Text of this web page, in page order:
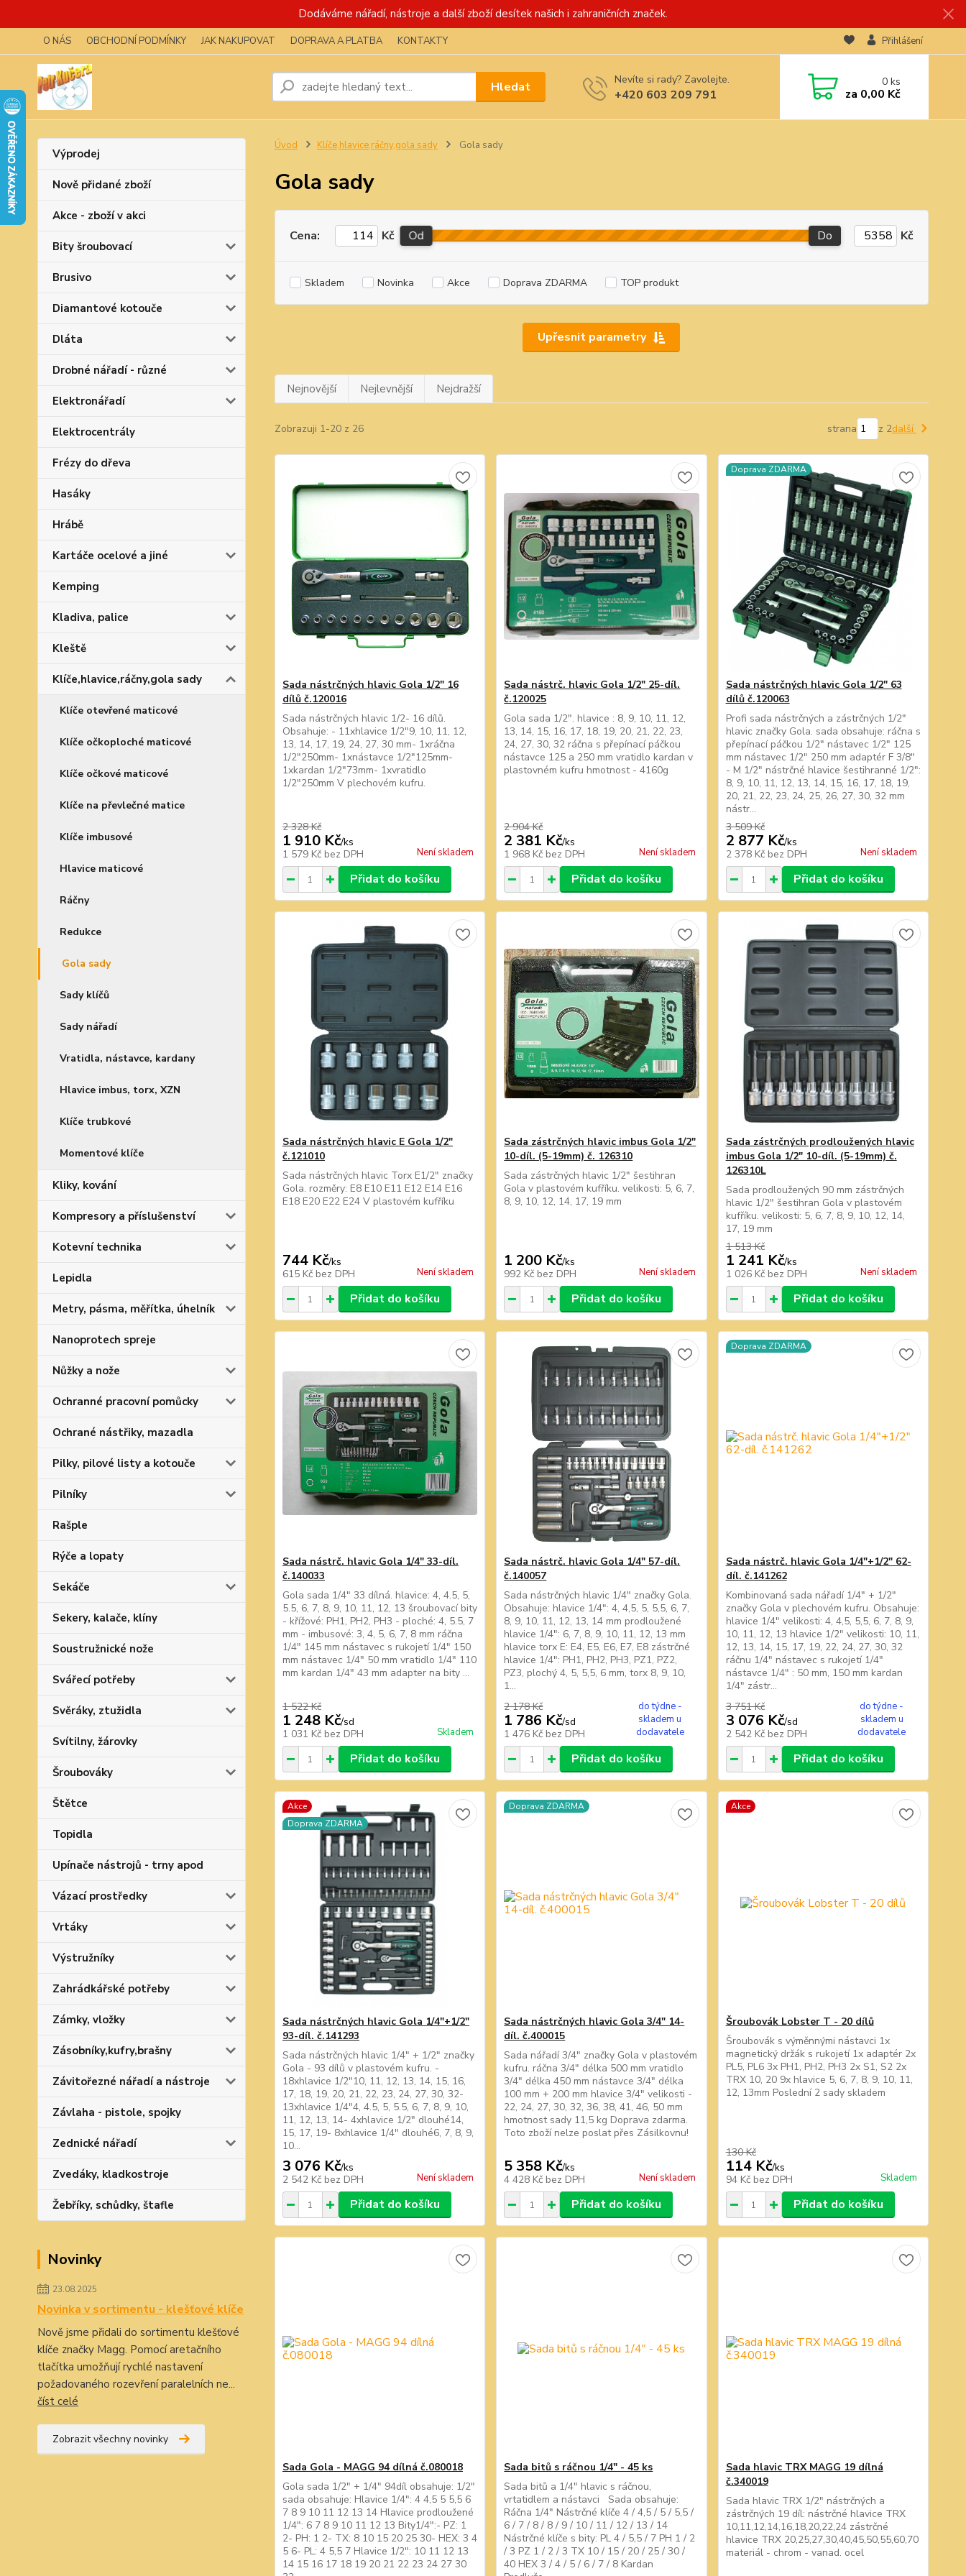
Dodáváme nářadí, nástroje a další zboží desítek našich i zahraničních značek.
O NÁS OBCHODNÍ PODMÍNKY JAK NAKUPOVAT DOPRAVA A PLATBA KONTAKTY Přihlášení
Hledat Nevíte si rady? Zavolejte.
+420 603 209 791
0ks
za 0,00 Kč
Výprodej
Nově přidané zboží
Akce - zboží v akci
Bity šroubovací
Brusivo
Diamantové kotouče
Dláta
Drobné nářadí - různé
Elektronářadí
Elektrocentrály
Frézy do dřeva
Hasáky
Hrábě
Kartáče ocelové a jiné
Kemping
Kladiva, palice
Kleště
Klíče,hlavice,ráčny,gola sady
Klíče otevřené maticové
Klíče očkoploché maticové
Klíče očkové maticové
Klíče na převlečné matice
Klíče imbusové
Hlavice maticové
Ráčny
Redukce
Gola sady
Sady klíčů
Sady nářadí
Vratidla, nástavce, kardany
Hlavice imbus, torx, XZN
Klíče trubkové
Momentové klíče
Kliky, kování
Kompresory a příslušenství
Kotevní technika
Lepidla
Metry, pásma, měřítka, úhelník
Nanoprotech spreje
Nůžky a nože
Ochranné pracovní pomůcky
Ochrané nástřiky, mazadla
Pilky, pilové listy a kotouče
Pilníky
Rašple
Rýče a lopaty
Sekáče
Sekery, kalače, klíny
Soustružnické nože
Svářecí potřeby
Svěráky, ztužidla
Svítilny, žárovky
Šroubováky
Štětce
Topidla
Upínače nástrojů - trny apod
Vázací prostředky
Vrtáky
Výstružníky
Zahrádkářské potřeby
Zámky, vložky
Zásobníky,kufry,brašny
Závitořezné nářadí a nástroje
Závlaha - pistole, spojky
Zednické nářadí
Zvedáky, kladkostroje
Žebříky, schůdky, štafle
Novinky
23.08.2025
Novinka v sortimentu - klešťové klíče
Nově jsme přidali do sortimentu klešťové
klíče značky Magg. Pomocí aretačního
tlačítka umožňují rychlé nastavení
požadovaného rozevření paralelních ne...
číst celé
Zobrazit všechny novinky
Úvod Klíče,hlavice,ráčny,gola sady Gola sady
Gola sady
Upřesnit parametry
Cena: Kč Od Do Kč
Skladem Novinka Akce Doprava ZDARMA TOP produkt
Nejnovější Nejlevnější Nejdražší
Zobrazuji 1-20 z 26 strana z 2další
Sada nástrčných hlavic Gola 1/2" 16
dílů č.120016
Sada nástrčných hlavic 1/2- 16 dílů.
Obsahuje: - 11xhlavice 1/2"9, 10, 11, 12,
13, 14, 17, 19, 24, 27, 30 mm- 1xráčna
1/2"250mm- 1xnástavce 1/2"125mm-
1xkardan 1/2"73mm- 1xvratidlo
1/2"250mm V plechovém kufru.
2 328 Kč
1 910 Kč/ks
1 579 Kč bez DPH Není skladem
Přidat do košíku
Sada nástrč. hlavic Gola 1/2" 25-díl.
č.120025
Gola sada 1/2". hlavice : 8, 9, 10, 11, 12,
13, 14, 15, 16, 17, 18, 19, 20, 21, 22, 23,
24, 27, 30, 32 ráčna s přepínací páčkou
nástavce 125 a 250 mm vratidlo kardan v
plastovném kufru hmotnost - 4160g
2 904 Kč
2 381 Kč/ks
1 968 Kč bez DPH Není skladem
Přidat do košíku
Doprava ZDARMA
Sada nástrčných hlavic Gola 1/2" 63
dílů č.120063
Profi sada nástrčných a zástrčných 1/2"
hlavic značky Gola. sada obsahuje: ráčna s
přepínací páčkou 1/2" nástavec 1/2" 125
mm nástavec 1/2" 250 mm adaptér F 3/8"
- M 1/2" nástrčné hlavice šestihranné 1/2":
8, 9, 10, 11, 12, 13, 14, 15, 16, 17, 18, 19,
20, 21, 22, 23, 24, 25, 26, 27, 30, 32 mm
nástr...
3 509 Kč
2 877 Kč/ks
2 378 Kč bez DPH Není skladem
Přidat do košíku
Sada nástrčných hlavic E Gola 1/2"
č.121010
Sada nástrčných hlavic Torx E1/2" značky
Gola. rozměry: E8 E10 E11 E12 E14 E16
E18 E20 E22 E24 V plastovém kufříku
744 Kč/ks
615 Kč bez DPH Není skladem
Přidat do košíku
Sada zástrčných hlavic imbus Gola 1/2"
10-díl. (5-19mm) č. 126310
Sada zástrčných hlavic 1/2" šestihran
Gola v plastovém kufříku. velikosti: 5, 6, 7,
8, 9, 10, 12, 14, 17, 19 mm
1 200 Kč/ks
992 Kč bez DPH Není skladem
Přidat do košíku
Sada zástrčných prodloužených hlavic
imbus Gola 1/2" 10-díl. (5-19mm) č.
126310L
Sada prodloužených 90 mm zástrčných
hlavic 1/2" šestihran Gola v plastovém
kufříku. velikosti: 5, 6, 7, 8, 9, 10, 12, 14,
17, 19 mm
1 513 Kč
1 241 Kč/ks
1 026 Kč bez DPH Není skladem
Přidat do košíku
Sada nástrč. hlavic Gola 1/4" 33-díl.
č.140033
Gola sada 1/4" 33 dílná. hlavice: 4, 4.5, 5,
5.5, 6, 7, 8, 9, 10, 11, 12, 13 šroubovací bity
- křížové: PH1, PH2, PH3 - ploché: 4, 5.5, 7
mm - imbusové: 3, 4, 5, 6, 7, 8 mm ráčna
1/4" 145 mm nástavec s rukojetí 1/4" 150
mm nástavec 1/4" 50 mm vratidlo 1/4" 110
mm kardan 1/4" 43 mm adapter na bity ...
1 522 Kč
1 248 Kč/sd
1 031 Kč bez DPH Skladem
Přidat do košíku
Sada nástrč. hlavic Gola 1/4" 57-díl.
č.140057
Sada nástrčných hlavic 1/4" značky Gola.
Obsahuje: hlavice 1/4": 4, 4,5, 5, 5,5, 6, 7,
8, 9, 10, 11, 12, 13, 14 mm prodloužené
hlavice 1/4": 6, 7, 8, 9, 10, 11, 12, 13 mm
hlavice torx E: E4, E5, E6, E7, E8 zástrčné
hlavice 1/4": PH1, PH2, PH3, PZ1, PZ2,
PZ3, plochý 4, 5, 5,5, 6 mm, torx 8, 9, 10,
1...
2 178 Kč
1 786 Kč/sd
1 476 Kč bez DPH
do týdne -
skladem u
dodavatele
Přidat do košíku
Doprava ZDARMA
Sada nástrč. hlavic Gola 1/4"+1/2" 62-
díl. č.141262
Kombinovaná sada nářadí 1/4" + 1/2"
značky Gola v plechovém kufru. Obsahuje:
hlavice 1/4" velikosti: 4, 4,5, 5,5, 6, 7, 8, 9,
10, 11, 12, 13 hlavice 1/2" velikosti: 10, 11,
12, 13, 14, 15, 17, 19, 22, 24, 27, 30, 32
ráčnu 1/4" nástavec s rukojetí 1/4"
nástavce 1/4" : 50 mm, 150 mm kardan
1/4" zástr...
3 751 Kč
3 076 Kč/sd
2 542 Kč bez DPH
do týdne -
skladem u
dodavatele
Přidat do košíku
Akce
Doprava ZDARMA
Sada nástrčných hlavic Gola 1/4"+1/2"
93-díl. č.141293
Sada nástrčných hlavic 1/4" + 1/2" značky
Gola - 93 dílů v plastovém kufru. -
18xhlavice 1/2"10, 11, 12, 13, 14, 15, 16,
17, 18, 19, 20, 21, 22, 23, 24, 27, 30, 32-
13xhlavice 1/4"4, 4.5, 5, 5.5, 6, 7, 8, 9, 10,
11, 12, 13, 14- 4xhlavice 1/2" dlouhé14,
15, 17, 19- 8xhlavice 1/4" dlouhé6, 7, 8, 9,
10...
3 076 Kč/ks
2 542 Kč bez DPH Není skladem
Přidat do košíku
Doprava ZDARMA
Sada nástrčných hlavic Gola 3/4" 14-
díl. č.400015
Sada nářadí 3/4" značky Gola v plastovém
kufru. ráčna 3/4" délka 500 mm vratidlo
3/4" délka 450 mm nástavce 3/4" délka
100 mm + 200 mm hlavice 3/4" velikosti -
22, 24, 27, 30, 32, 36, 38, 41, 46, 50 mm
hmotnost sady 11,5 kg Doprava zdarma.
Toto zboží nelze poslat přes Zásilkovnu!
5 358 Kč/ks
4 428 Kč bez DPH Není skladem
Přidat do košíku
Akce
Šroubovák Lobster T - 20 dílů
Šroubovák s výměnnými nástavci 1x
magnetický držák s rukojetí 1x adaptér 2x
PL5, PL6 3x PH1, PH2, PH3 2x S1, S2 2x
TRX 10, 20 9x hlavice 5, 6, 7, 8, 9, 10, 11,
12, 13mm Poslední 2 sady skladem
130 Kč
114 Kč/ks
94 Kč bez DPH Skladem
Přidat do košíku
Sada Gola - MAGG 94 dílná č.080018
Gola sada 1/2" + 1/4" 94díl obsahuje: 1/2"
sada obsahuje: Hlavice 1/4": 4 4,5 5 5,5 6
7 8 9 10 11 12 13 14 Hlavice prodloužené
1/4": 6 7 8 9 10 11 12 13 Bity1/4":- PZ: 1
2- PH: 1 2- TX: 8 10 15 20 25 30- HEX: 3 4
5 6- PL: 4 5,5 7 Hlavice 1/2": 10 11 12 13
14 15 16 17 18 19 20 21 22 23 24 27 30
Sada bitů s ráčnou 1/4" - 45 ks
Sada bitů a 1/4" hlavic s ráčnou,
vrtatidlem a nástavci Sada obsahuje:
Ráčna 1/4" Nástrčné klíče 4 / 4,5 / 5 / 5,5 /
6 / 7 / 8 / 8 / 9 / 10 / 11 / 12 / 13 / 14
Nástrčné klíče s bity: PL 4 / 5,5 / 7 PH 1 / 2
/ 3 PZ 1 / 2 / 3 TX 10 / 15 / 20 / 25 / 30 /
40 HEX 3 / 4 / 5 / 6 / 7 / 8 Kardan
Sada hlavic TRX MAGG 19 dílná
č.340019
Sada hlavic TRX 1/2" nástrčných a
zástrčných 19 díl: nástrčné hlavice TRX
10,11,12,14,16,18,20,22,24 zástrčné
hlavice TRX 20,25,27,30,40,45,50,55,60,70
materiál - chrom - vanad. ocel